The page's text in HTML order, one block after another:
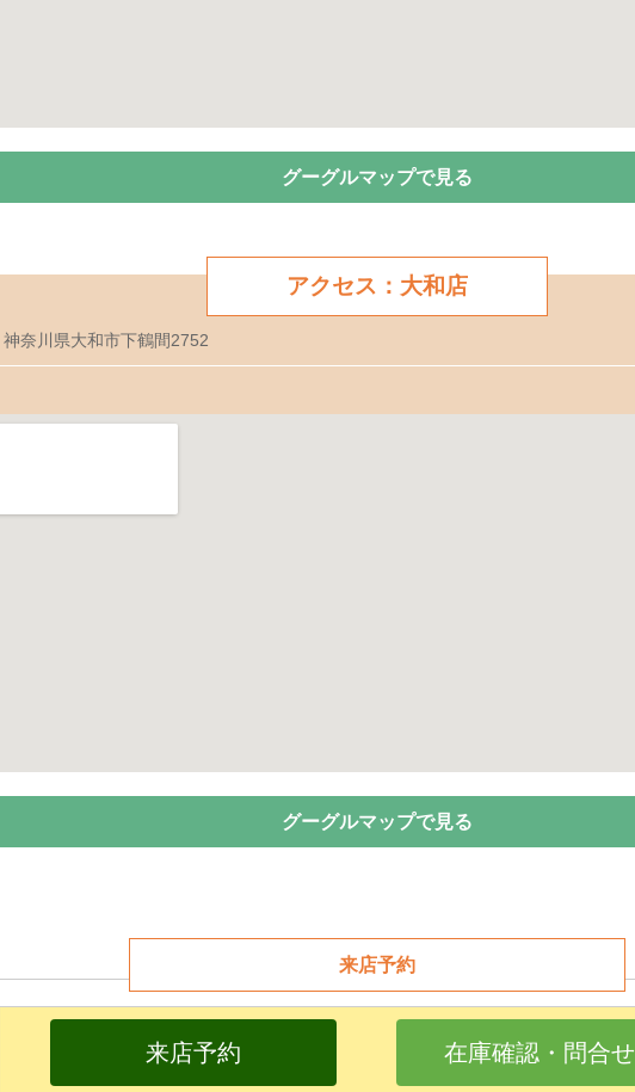
グーグルマップで見る
アクセス：大和店
奈川県大和市下鶴間2752
グーグルマップで見る
来店予約
来店予約 在庫確認・問合せ